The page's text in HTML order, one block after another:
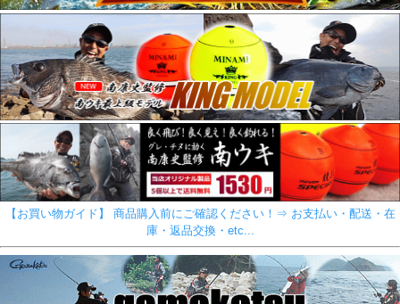
【お買い物ガイド】 商品購入前にご確認ください！⇒ お支払い・配送・在
庫・返品交換・etc...